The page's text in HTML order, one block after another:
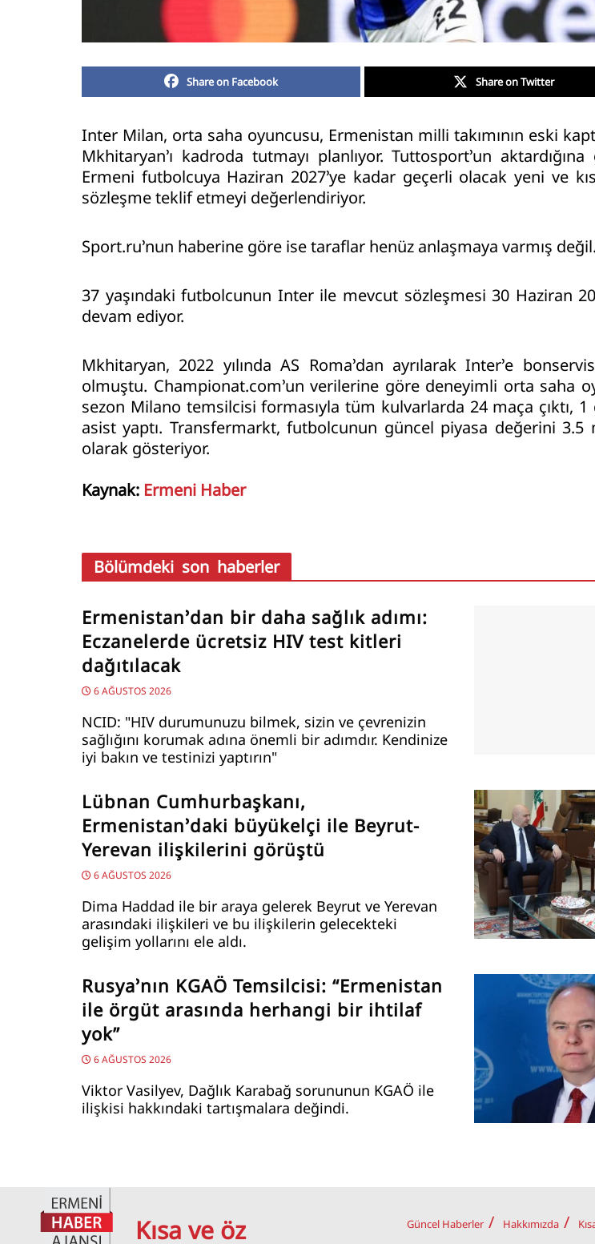
Share on Facebook Share on Twitter
Inter Milan, orta saha oyuncusu, Ermenistan milli takımının eski
Mkhitaryan’ı kadroda tutmayı planlıyor. Tuttosport’un
Ermeni futbolcuya Haziran 2027’ye kadar geçerli olacak yeni ve
sözleşme teklif etmeyi değerlendiriyor.
Sport.ru’nun haberine göre ise taraflar henüz anlaşmaya varmış değil.
37 yaşındaki futbolcunun Inter ile mevcut sözleşmesi 30 Haziran
devam ediyor.
Mkhitaryan, 2022 yılında AS Roma’dan ayrılarak Inter’e
olmuştu. Championat.com’un verilerine göre deneyimli orta saha
sezon Milano temsilcisi formasıyla tüm kulvarlarda 24 maça çıktı, 1
asist yaptı. Transfermarkt, futbolcunun güncel piyasa değerini 3.5
olarak gösteriyor.
Kaynak: Ermeni Haber
Bölümdeki son haberler
Ermenistan’dan bir daha sağlık adımı:
Eczanelerde ücretsiz HIV test kitleri
dağıtılacak
6 AĞUSTOS 2026
NCID: "HIV durumunuzu bilmek, sizin ve çevrenizin
sağlığını korumak adına önemli bir adımdır. Kendinize
iyi bakın ve testinizi yaptırın"
Lübnan Cumhurbaşkanı,
Ermenistan’daki büyükelçi ile Beyrut-
Yerevan ilişkilerini görüştü
6 AĞUSTOS 2026
Dima Haddad ile bir araya gelerek Beyrut ve Yerevan
arasındaki ilişkileri ve bu ilişkilerin gelecekteki
gelişim yollarını ele aldı.
Rusya’nın KGAÖ Temsilcisi: “Ermenistan
ile örgüt arasında herhangi bir ihtilaf
yok”
6 AĞUSTOS 2026
Viktor Vasilyev, Dağlık Karabağ sorununun KGAÖ ile
ilişkisi hakkındaki tartışmalara değindi.
Kısa ve öz Güncel Haberler Hakkımızda